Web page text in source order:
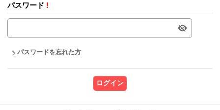
パスワード !
パスワードを忘れた方